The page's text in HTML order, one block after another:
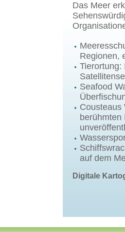
Das Meer
Regionen,
Tierortung:
Seafood
Cousteaus
berühmten
auf dem
Digitale